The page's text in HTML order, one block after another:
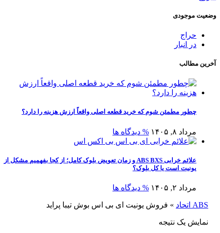
وضعیت موجودی
حراج
در انبار
آخرین مطالب
چطور مطمئن شوم که خرید قطعه اصلی واقعاً ارزش هزینه را دارد؟
مرداد ۸, ۱۴۰۵ % دیدگاه ها
علائم خرابی ABS BXS و زمان تعویض بلوک کامل؛ از کجا بفهمیم مشکل از
یونیت است یا کل بلوک؟
مرداد ۲, ۱۴۰۵ % دیدگاه ها
ABS اتحاد » فروش یونیت ای بی اس بوش تیبا پراید
نمایش یک نتیجه